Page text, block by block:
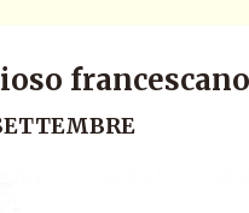
francescano